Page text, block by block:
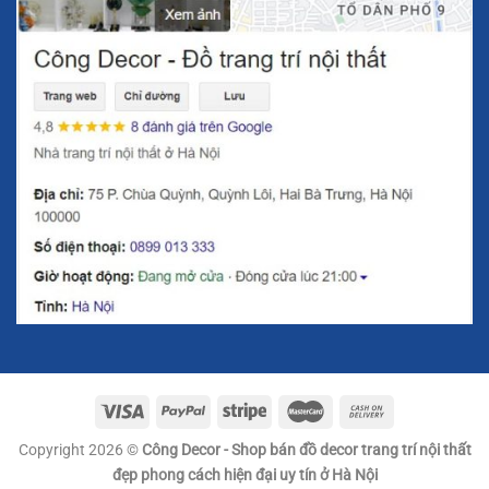
Ý Nghĩa Phong Thủy Của Hộp Đựng Mạ Vàng
Decor
Copyright 2026 © Công Decor - Shop bán đồ decor trang trí nội thất
đẹp phong cách hiện đại uy tín ở Hà Nội